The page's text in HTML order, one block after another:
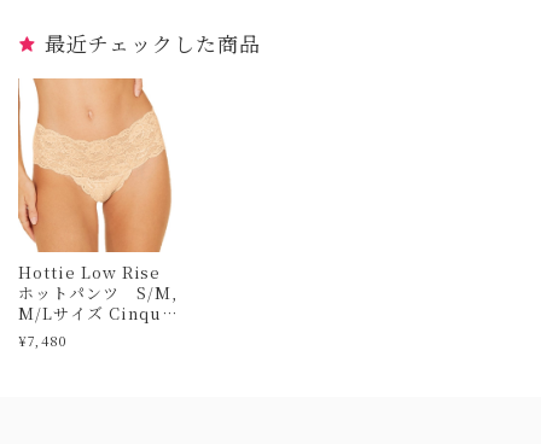
最近チェックした商品
Hottie Low Rise
ホットパンツ S/M,
M/Lサイズ Cinque
コサベラ
¥7,480